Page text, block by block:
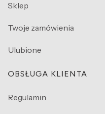
Sklep
Twoje zamówienia
Ulubione
OBSŁUGA KLIENTA
Regulamin